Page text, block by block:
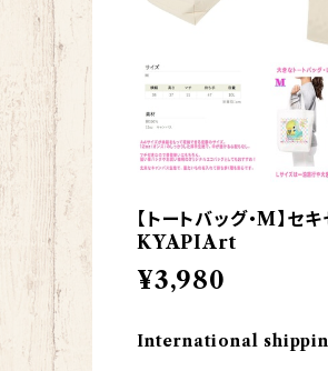
【トートバッグ・M】セ
KYAPIArt
¥3,980
International